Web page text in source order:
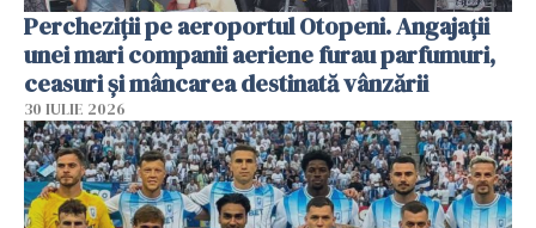
Percheziții pe aeroportul Otopeni. Angajații
unei mari companii aeriene furau parfumuri,
ceasuri și mâncarea destinată vânzării
30 IULIE 2026